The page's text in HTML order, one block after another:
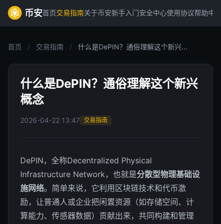
币安首页交易指南关于币安新手入门安全中心使用协议帮助中
首页 / 交易指南 / 什么是DePIN？通俗理解这个新兴...
什么是DePIN？通俗理解这个新兴
概念
2026-04-22 13:47 交易指南
DePIN，全称Decentralized Physical
Infrastructure Network，也就是分散型物理基础设
施网络。简单来说，它利用区块链技术和代币激
励，让普通人或企业把闲置资源（如存储空间、计
算能力、传感器数据）贡献出来，共同构建和管理